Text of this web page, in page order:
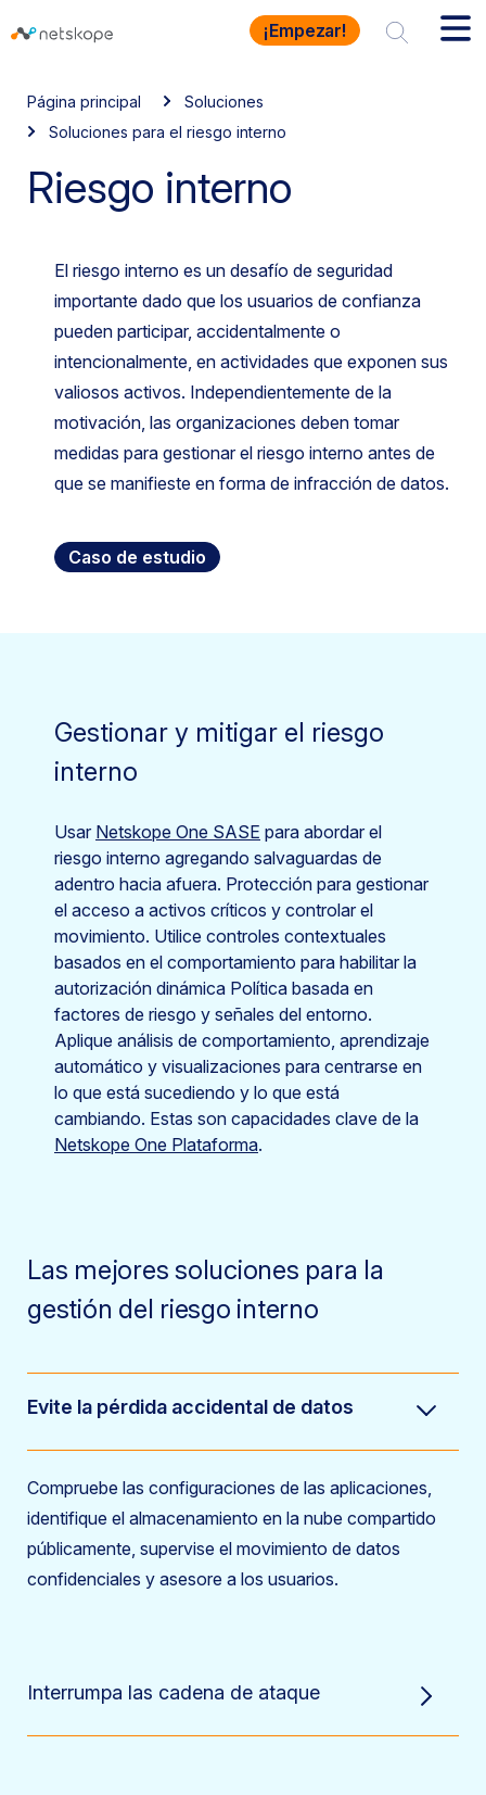
¡Empezar!
Página principal
Soluciones
Soluciones para el riesgo interno
Riesgo interno
El riesgo interno es un desafío de seguridad
importante dado que los usuarios de confianza
pueden participar, accidentalmente o
intencionalmente, en actividades que exponen sus
valiosos activos. Independientemente de la
motivación, las organizaciones deben tomar
medidas para gestionar el riesgo interno antes de
que se manifieste en forma de infracción de datos.
Caso de estudio
Gestionar y mitigar el riesgo
interno
Usar Netskope One SASE para abordar el
riesgo interno agregando salvaguardas de
adentro hacia afuera. Protección para gestionar
el acceso a activos críticos y controlar el
movimiento. Utilice controles contextuales
basados en el comportamiento para habilitar la
autorización dinámica Política basada en
factores de riesgo y señales del entorno.
Aplique análisis de comportamiento, aprendizaje
automático y visualizaciones para centrarse en
lo que está sucediendo y lo que está
cambiando. Estas son capacidades clave de la
Netskope One Plataforma.
Las mejores soluciones para la
gestión del riesgo interno
Evite la pérdida accidental de datos
Compruebe las configuraciones de las aplicaciones,
identifique el almacenamiento en la nube compartido
públicamente, supervise el movimiento de datos
confidenciales y asesore a los usuarios.
Interrumpa las cadena de ataque